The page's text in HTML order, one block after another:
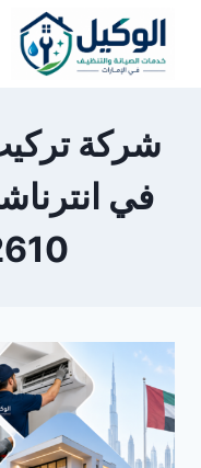
التجاوز
المحتوى
شركة
في